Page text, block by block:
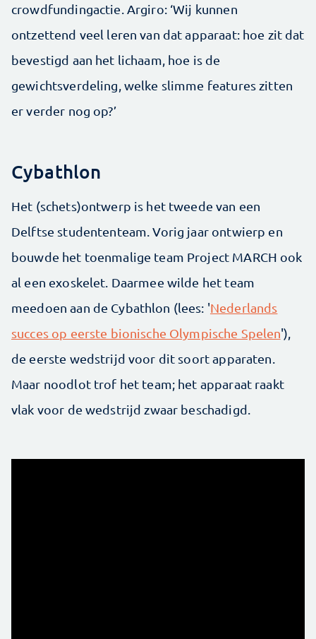
crowdfundingactie. Argiro: ‘Wij kunnen
ontzettend veel leren van dat apparaat: hoe zit dat
bevestigd aan het lichaam, hoe is de
gewichtsverdeling, welke slimme features zitten
er verder nog op?’
Cybathlon
Het (schets)ontwerp is het tweede van een
Delftse studententeam. Vorig jaar ontwierp en
bouwde het toenmalige team Project MARCH ook
al een exoskelet. Daarmee wilde het team
meedoen aan de Cybathlon (lees: 'Nederlands
succes op eerste bionische Olympische Spelen'),
de eerste wedstrijd voor dit soort apparaten.
Maar noodlot trof het team; het apparaat raakt
vlak voor de wedstrijd zwaar beschadigd.